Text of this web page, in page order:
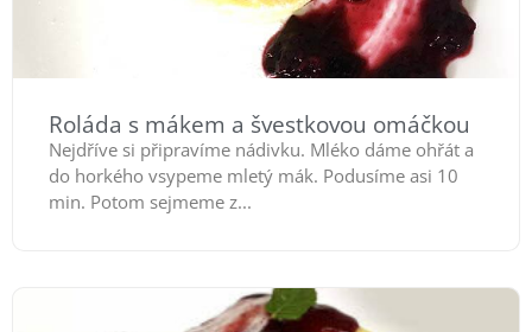
Roláda s mákem a švestkovou omáčkou
Nejdříve si připravíme nádivku. Mléko dáme ohřát a
do horkého vsypeme mletý mák. Podusíme asi 10
min. Potom sejmeme z...